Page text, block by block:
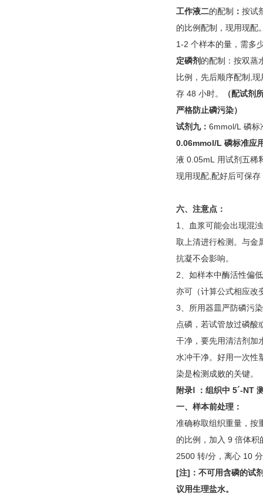
工作液二的配制 ： 按试
的比例配制，现用现配
1-2 个样本的量，需多
定磷剂 的配制：按双蒸
比例，先后顺序配制,
存 48 小时。
（配试剂
严格防止磷污染）
试剂九： 6mmol/L 磷
0.06mmol/L 磷标准应
液 0.05mL 用试剂五稀
现用现配,配好后可保
六、注意点：
1、血浆可能会出现混
取上清进行检测。与金
抗凝不会影响。
2、如样本中酶活性偏
亦可（计算公式相应改
3、所用器皿严防磷污
点磷，若试管放过磷酸
干净，要先用清洁剂加
水冲干净。好用一次性
染是检测成败的关键。
附录Ⅰ ：组织中 5´-NT
一、样本前处理：
准确称取组织重量，按
的比例，加入 9 倍体
2500 转/分，离心 10
[注] ：不可用含磷的试
议用生理盐水。